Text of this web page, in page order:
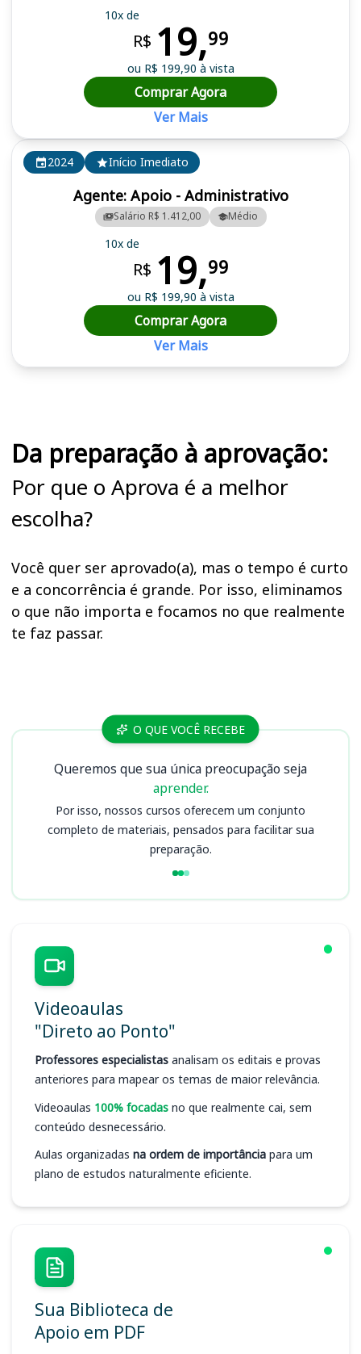
2024 Início Imediato
Agente: Apoio - Administrativo
Salário R$ 1.412,00 Médio
10x de
R$ 19,99
ou R$ 199,90 à vista
Comprar Agora
Ver Mais
10x de
R$ 19,99
ou R$ 199,90 à vista
Comprar Agora
Ver Mais
Da preparação à aprovação:
Por que o Aprova é a melhor
escolha?
Você quer ser aprovado(a), mas o tempo é curto
e a concorrência é grande. Por isso, eliminamos
o que não importa e focamos no que realmente
te faz passar.
Cursos O QUE VOCÊ RECEBE
Queremos que sua única preocupação seja
aprender.
Por isso, nossos cursos oferecem um conjunto
completo de materiais, pensados para facilitar sua
preparação.
Videoaulas
"Direto ao Ponto"
Professores especialistas analisam os editais e provas
anteriores para mapear os temas de maior relevância.
Videoaulas 100% focadas no que realmente cai, sem
conteúdo desnecessário.
Aulas organizadas na ordem de importância para um
plano de estudos naturalmente eficiente.
Sua Biblioteca de
Apoio em PDF